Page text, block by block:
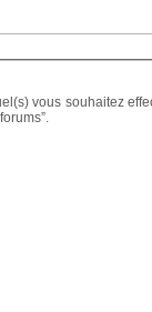
vous souhaitez